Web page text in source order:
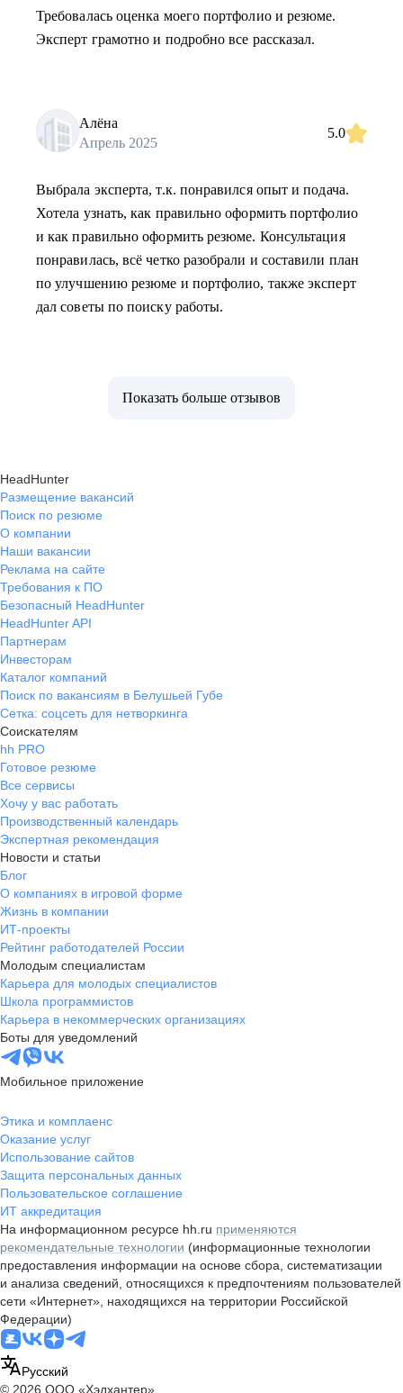
Требовалась оценка моего портфолио и резюме.
Эксперт грамотно и подробно все рассказал.
Алёна
Апрель 2025
5.0
Выбрала эксперта, т.к. понравился опыт и подача.
Хотела узнать, как правильно оформить портфолио
и как правильно оформить резюме. Консультация
понравилась, всё четко разобрали и составили план
по улучшению резюме и портфолио, также эксперт
дал советы по поиску работы.
Показать больше отзывов
HeadHunter
Размещение вакансий
Поиск по резюме
О компании
Наши вакансии
Реклама на сайте
Требования к ПО
Безопасный HeadHunter
HeadHunter API
Партнерам
Инвесторам
Каталог компаний
Поиск по вакансиям в Белушьей Губе
Сетка: соцсеть для нетворкинга
Соискателям
hh PRO
Готовое резюме
Все сервисы
Хочу у вас работать
Производственный календарь
Экспертная рекомендация
Новости и статьи
Блог
О компаниях в игровой форме
Жизнь в компании
ИТ-проекты
Рейтинг работодателей России
Молодым специалистам
Карьера для молодых специалистов
Школа программистов
Карьера в некоммерческих организациях
Боты для уведомлений
Мобильное приложение
Этика и комплаенс
Оказание услуг
Использование сайтов
Защита персональных данных
Пользовательское соглашение
ИТ аккредитация
На информационном ресурсе hh.ru применяются
рекомендательные технологии (информационные технологии
предоставления информации на основе сбора, систематизации
и анализа сведений, относящихся к предпочтениям пользователей
сети «Интернет», находящихся на территории Российской
Федерации)
Русский
© 2026 ООО «Хэдхантер»